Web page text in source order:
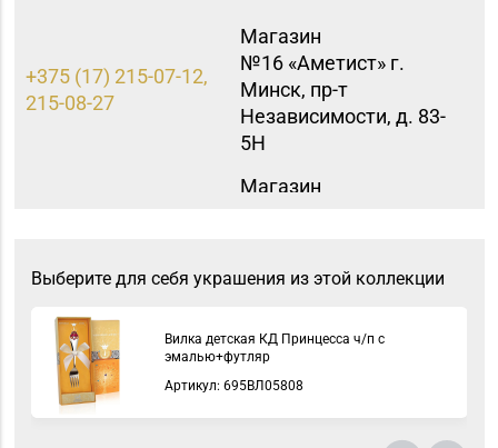
+375 (17) 215-07-12,
215-08-27
Магазин
№16 «Аметист» г.
Минск, пр-т
Независимости, д. 83-
5Н
Магазин
Первомайская, д. 67
8 (0225) 72-70-40, 72-
66-67, 79-16-11
г. Бобруйск, ул. М.
Горького, д. 7
Выберите для себя украшения из этой коллекции
Вилка детская КД Принцесса ч/п с
эмалью+футляр
Артикул: 695ВЛ05808